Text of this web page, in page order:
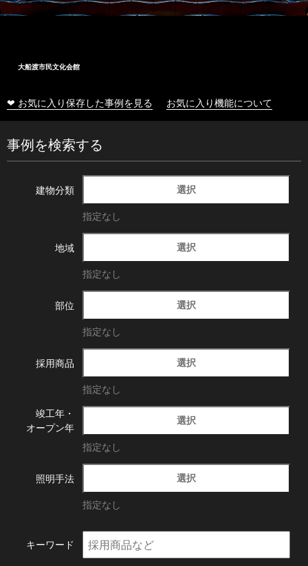
大船渡市民文化会館
❤ お気に入り保存した事例を見る お気に入り機能について
事例を検索する
建物分類 選択
指定なし
地域 選択
指定なし
部位 選択
指定なし
採用商品 選択
指定なし
竣工年・
オープン年
選択
指定なし
照明手法 選択
指定なし
キーワード